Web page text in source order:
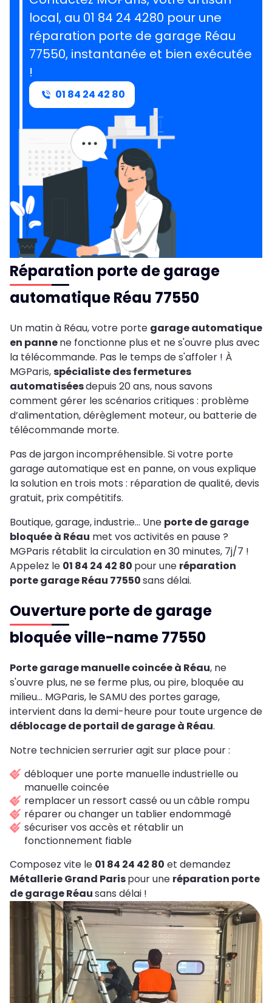
local, au 01 84 24 4280 pour une
réparation porte de garage Réau
77550, instantanée et bien exécutée
!
01 84 24 42 80
Réparation porte de garage
automatique Réau 77550
Un matin à Réau, votre porte garage automatique
en pannene fonctionne plus et ne s'ouvre plus avec
la télécommande. Pas le temps de s'affoler ! À
MGParis,spécialiste des fermetures
automatiséesdepuis 20 ans, nous savons
comment gérer les scénarios critiques : problème
d’alimentation, dérèglement moteur, ou batterie de
télécommande morte.
Pas de jargon incompréhensible. Si votre porte
garage automatique est en panne, on vous explique
la solution en trois mots : réparation de qualité, devis
gratuit, prix compétitifs.
Boutique, garage, industrie… Une porte de garage
bloquée à Réau met vos activités en pause ?
MGParis rétablit la circulation en 30 minutes, 7j/7 !
Appelez le 01 84 24 42 80 pour une réparation
porte garage Réau 77550sans délai.
Ouverture porte de garage
bloquée ville-name 77550
Porte garage manuelle coincée à Réau, ne
s'ouvre plus, ne se ferme plus, ou pire, bloquée au
milieu... MGParis, le SAMU des portes garage,
intervient dans la demi-heure pour toute urgence de
déblocage de portail de garage à Réau.
Notre technicien serrurier agit sur place pour :
débloquer une porte manuelle industrielle ou
manuelle coincée
remplacer un ressort cassé ou un câble rompu
réparer ou changer un tablier endommagé
sécuriser vos accès et rétablir un
fonctionnement fiable
Composez vite le 01 84 24 42 80 et demandez
Métallerie Grand Parispour une réparation porte
de garage Réausans délai !